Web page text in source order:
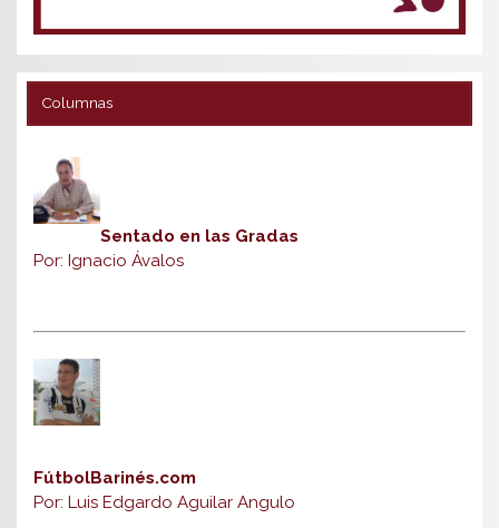
Columnas
Sentado en las Gradas
Por: Ignacio Ávalos
FútbolBarinés.com
Por: Luis Edgardo Aguilar Angulo